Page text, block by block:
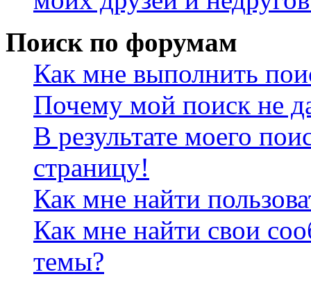
Поиск по форумам
Как мне выполнить
Почему мой поиск не
В результате моего
страницу!
Как мне найти
Как мне найти свои
темы?